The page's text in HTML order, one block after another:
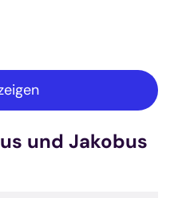
und Jakobus